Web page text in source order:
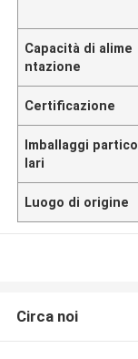
Capacità di alime
ntazione
Certificazione
Imballaggi partico
lari
Luogo di origine
Circa noi